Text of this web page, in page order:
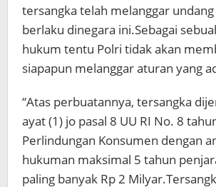
tersangka telah melanggar
berlaku dinegara ini.Sebagai
hukum tentu Polri tidak akan
siapapun melanggar aturan yang
“Atas perbuatannya, tersangka
ayat (1) jo pasal 8 UU RI No. 8
Perlindungan Konsumen dengan
hukuman maksimal 5 tahun
paling banyak Rp 2